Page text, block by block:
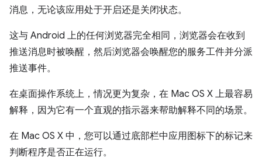
消息，无论该应用处于开启还是关闭状态。
这与 Android 上的任何浏览器完全相同，浏览器会在收到
推送消息时被唤醒，然后浏览器会唤醒您的服务工件并分派
推送事件。
在桌面操作系统上，情况更为复杂，在 Mac OS X 上最容易
解释，因为它有一个直观的指示器来帮助解释不同的场景。
在 Mac OS X 中，您可以通过底部栏中应用图标下的标记来
判断程序是否正在运行。